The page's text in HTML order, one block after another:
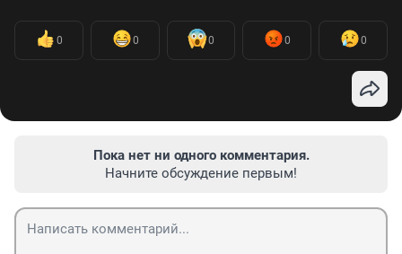
0 0 0 0 0
Пока нет ни одного комментария.
Начните обсуждение первым!